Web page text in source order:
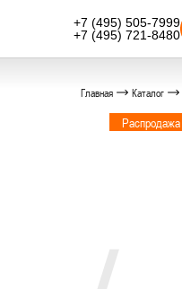
+7 (495) 505-7999
+7 (495) 721-8480
Главная Каталог
Распродажа